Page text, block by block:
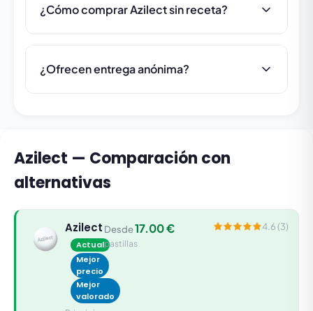
¿Cómo comprar Azilect sin receta?
¿Ofrecen entrega anónima?
Azilect — Comparación con
alternativas
Azilect
Actual
Mejor
precio
Mejor
valorado
Desde17.00 €
pastillas
4.6 (3)